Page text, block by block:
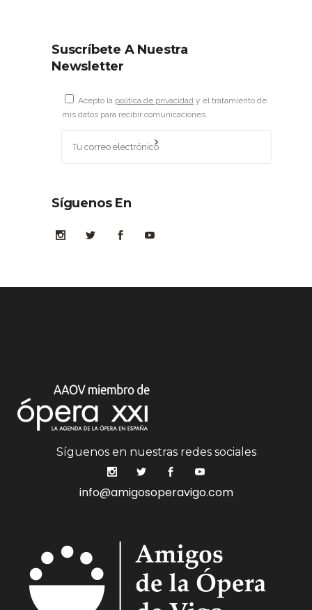
Suscríbete A Nuestra
Newsletter
Acepto la política de privacidad y el tratamiento de
mis datos para recibir comunicaciones.
Síguenos En
Síguenos en nuestras redes sociales
info@amigosoperavigo.com